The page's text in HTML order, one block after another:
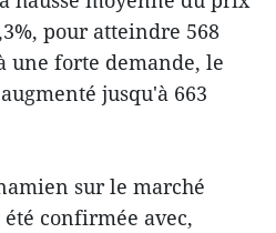
pour atteindre 568
une forte demande, le
jusqu'à 663
sur le marché
confirmée avec,